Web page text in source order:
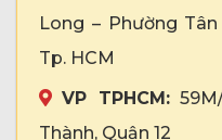
Long – Phường
Tp. HCM
VP TPHCM:59M/
Thành, Quận 12